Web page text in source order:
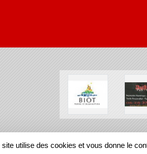
site utilise des cookies et vous donne le